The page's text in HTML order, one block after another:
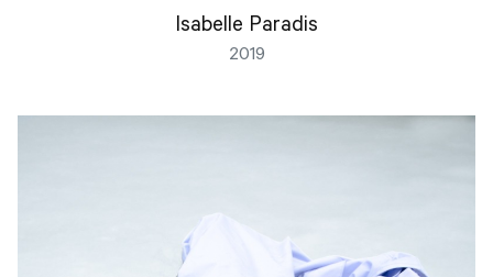
Isabelle Paradis
2019